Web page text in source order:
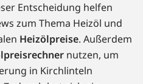
Entscheidung helfen
zum Thema Heizöl und
Heizölpreise. Außerdem
nutzen, um
in Kirchlinteln